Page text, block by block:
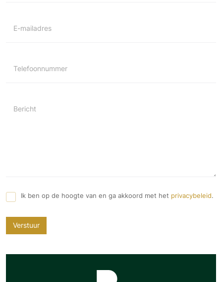
E-mailadres
Telefoonnummer
Bericht
Ik ben op de hoogte van en ga akkoord met het privacybeleid.
Verstuur